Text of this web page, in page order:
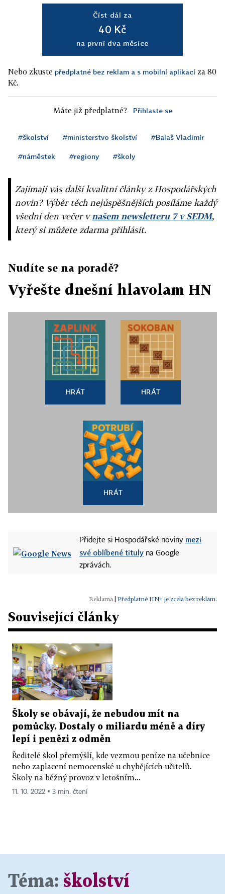
Číst dál za
40 Kč
na první dva měsíce
Nebo zkuste předplatné bez reklam a s mobilní aplikací za 80
Kč.
Máte již předplatné? Přihlaste se
#školství #ministerstvo školství #Balaš Vladimír
#náměstek #regiony #školy
Zajímají vás další kvalitní články z Hospodářských
novin? Výběr těch nejúspěšnějších posíláme každý
všední den večer vnašem newsletteru 7 v SEDM,
který si můžete zdarma přihlásit.
Nudíte se na poradě?
Vyřešte dnešní hlavolam HN
HRÁT HRÁT
HRÁT
Přidejte si Hospodářské noviny mezi
své oblíbené tituly na Google
zprávách.
Předplatné HN+ je zcela bez reklam.
Související články
Školy se obávají, že nebudou mít na
pomůcky. Dostaly o miliardu méně a díry
lepí i penězi z odměn
Ředitelé škol přemýšlí, kde vezmou peníze na učebnice
nebo zaplacení nemocenské u chybějících učitelů.
Školy na běžný provoz v letošním...
11. 10. 2022 ▪ 3 min. čtení
Téma: školství